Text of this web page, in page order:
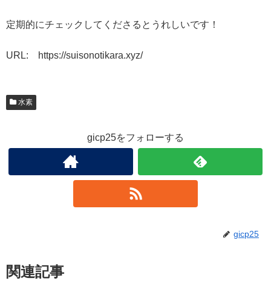
定期的にチェックしてくださるとうれしいです！
URL: https://suisonotikara.xyz/
水素
gicp25をフォローする
gicp25
関連記事